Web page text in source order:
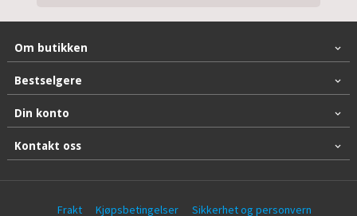
Om butikken
Bestselgere
Din konto
Kontakt oss
Frakt Kjøpsbetingelser Sikkerhet og personvern